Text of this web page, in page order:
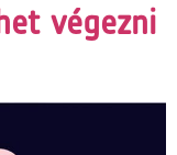
végezni